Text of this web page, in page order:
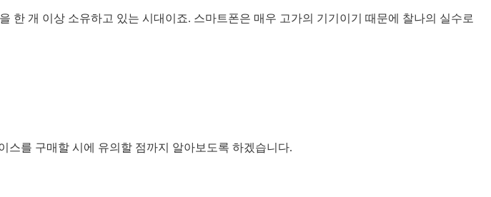
개 이상 소유하고 있는 시대이죠. 스마트폰은 매우 고가의 기기이기 때문에 찰나의 실수로
스를 구매할 시에 유의할 점까지 알아보도록 하겠습니다.